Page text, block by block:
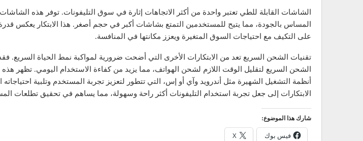
الشاشات القابلة للطي تعتبر واحدة من أكثر الاتجاهات إثارة في سوق التليفونات. توفر هذه
المساس بالجودة، مما يتيح للمستخدمين التمتع بشاشات أكبر في حجم أصغر. هذا الابتكار يعكس
على التكيف مع احتياجات السوق المتغيرة ويعزز مكانتها في المنافسة.
تقنيات الشحن السريع تعد من الابتكارات الأخرى التي أضحت ضرورية لمواكبة نمط الحياة السريع.
الشحن السريع لتقليل الوقت اللازم لشحن الهواتف، مما يزيد من كفاءة الاستخدام اليومي. تظهر
أنظمة التشغيل الشهيرة مثل أندرويد وآي أو إس، التي تتطور لتعزيز تجربة المستخدم وتلبية
الابتكارات إلى جعل تجربة استخدام التليفونات أكثر راحة وسهولة، مما يساهم في تحقيق تطلعات
شارك هذا الموضوع:
فيس بوك X